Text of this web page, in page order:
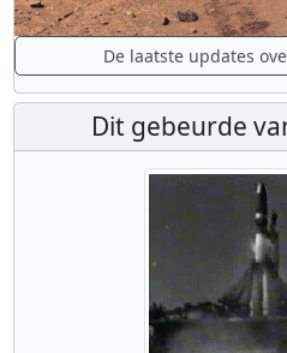
De laatste updates
Dit gebeurde